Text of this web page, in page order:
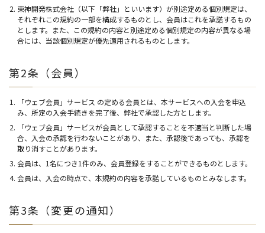
東神開発株式会社（以下「弊社」といいます）が別途定める個別規定は、
それぞれこの規約の一部を構成するものとし、会員はこれを承諾するもの
とします。また、この規約の内容と別途定める個別規定の内容が異なる場
合には、当該個別規定が優先適用されるものとします。
第2条（会員）
「ウェブ会員」サービス の定める会員とは、本サービスへの入会を申込
み、所定の入会手続きを完了後、弊社で承認した方とします。
「ウェブ会員」サービスが会員として承認することを不適当と判断した場
合、入会の承認を行わないことがあり、また、承認後であっても、承認を
取り消すことがあります。
会員は、1名につき1件のみ、会員登録をすることができるものとします。
会員は、入会の時点で、本規約の内容を承諾しているものとみなします。
第3条（変更の通知）